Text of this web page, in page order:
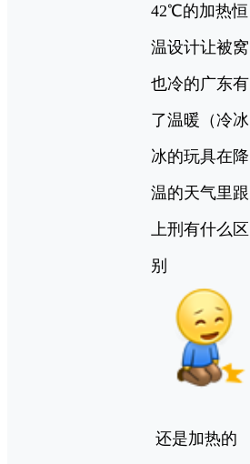
42℃的加热恒
温设计让被窝
也冷的广东有
了温暖（冷冰
冰的玩具在降
温的天气里跟
上刑有什么区
别
还是加热的